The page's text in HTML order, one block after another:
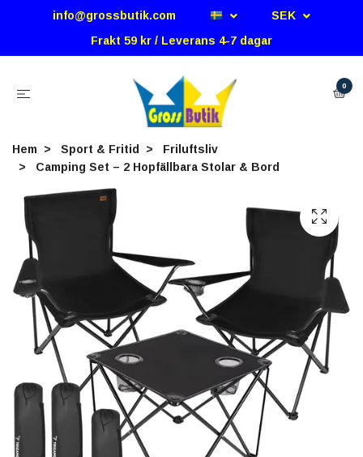
info@grossbutik.com
SEK
Frakt 59 kr / Leverans 4-7 dagar
0
Hem Sport & Fritid
Friluftsliv
Camping Set – 2 Hopfällbara Stolar & Bord